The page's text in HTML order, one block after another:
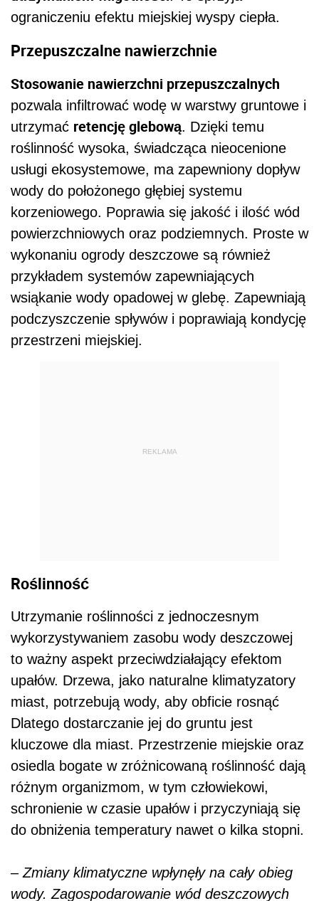
ograniczeniu efektu miejskiej wyspy ciepła.
Przepuszczalne nawierzchnie
Stosowanie nawierzchni przepuszczalnych
pozwala infiltrować wodę w warstwy gruntowe i
utrzymać retencję glebową. Dzięki temu
roślinność wysoka, świadcząca nieocenione
usługi ekosystemowe, ma zapewniony dopływ
wody do położonego głębiej systemu
korzeniowego. Poprawia się jakość i ilość wód
powierzchniowych oraz podziemnych. Proste w
wykonaniu ogrody deszczowe są również
przykładem systemów zapewniających
wsiąkanie wody opadowej w glebę. Zapewniają
podczyszczenie spływów i poprawiają kondycję
przestrzeni miejskiej.
REKLAMA
Roślinność
Utrzymanie roślinności z jednoczesnym
wykorzystywaniem zasobu wody deszczowej
to ważny aspekt przeciwdziałający efektom
upałów. Drzewa, jako naturalne klimatyzatory
miast, potrzebują wody, aby obficie rosnąć
Dlatego dostarczanie jej do gruntu jest
kluczowe dla miast. Przestrzenie miejskie oraz
osiedla bogate w zróżnicowaną roślinność dają
różnym organizmom, w tym człowiekowi,
schronienie w czasie upałów i przyczyniają się
do obniżenia temperatury nawet o kilka stopni.
– Zmiany klimatyczne wpłynęły na cały obieg
wody. Zagospodarowanie wód deszczowych